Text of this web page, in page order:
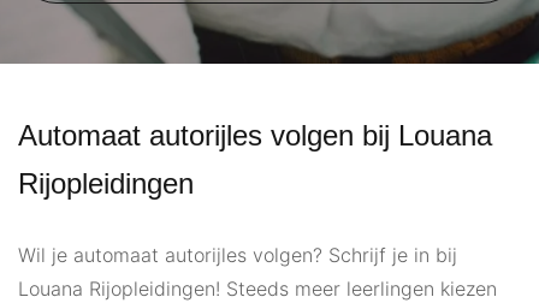
Automaat autorijles volgen bij Louana
Rijopleidingen
Wil je automaat autorijles volgen? Schrijf je in bij
Louana Rijopleidingen! Steeds meer leerlingen kiezen